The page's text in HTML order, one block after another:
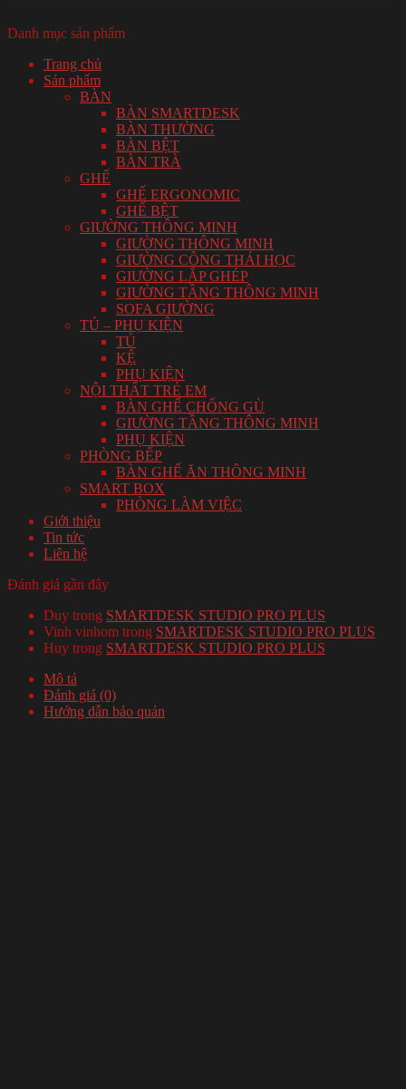
Danh mục sản phẩm
Trang chủ
Sản phẩm
BÀN
BÀN SMARTDESK
BÀN THƯỜNG
BÀN BỆT
BÀN TRÀ
GHẾ
GHẾ ERGONOMIC
GHẾ BỆT
GIƯỜNG THÔNG MINH
GIƯỜNG THÔNG MINH
GIƯỜNG CÔNG THÁI HỌC
GIƯỜNG LẮP GHÉP
GIƯỜNG TẦNG THÔNG MINH
SOFA GIƯỜNG
TỦ – PHỤ KIỆN
TỦ
KỆ
PHỤ KIỆN
NỘI THẤT TRẺ EM
BÀN GHẾ CHỐNG GÙ
GIƯỜNG TẦNG THÔNG MINH
PHỤ KIỆN
PHÒNG BẾP
BÀN GHẾ ĂN THÔNG MINH
SMART BOX
PHÒNG LÀM VIỆC
Giới thiệu
Tin tức
Liên hệ
Đánh giá gần đây
Duy trong SMARTDESK STUDIO PRO PLUS
Vinh vinhom trong SMARTDESK STUDIO PRO PLUS
Huy trong SMARTDESK STUDIO PRO PLUS
Mô tả
Đánh giá (0)
Hướng dẫn bảo quản